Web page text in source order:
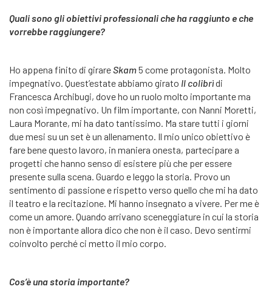
Quali sono gli obiettivi professionali che ha raggiunto e che
vorrebbe raggiungere?
Ho appena finito di girareSkam5 come protagonista. Molto
impegnativo. Quest’estate abbiamo girato Il colibrìdi
Francesca Archibugi, dove ho un ruolo molto importante ma
non così impegnativo. Un film importante, con Nanni Moretti,
Laura Morante, mi ha dato tantissimo. Ma stare tutti i giorni
due mesi su un set è un allenamento. Il mio unico obiettivo è
fare bene questo lavoro, in maniera onesta, partecipare a
progetti che hanno senso di esistere più che per essere
presente sulla scena. Guardo e leggo la storia. Provo un
sentimento di passione e rispetto verso quello che mi ha dato
il teatro e la recitazione. Mi hanno insegnato a vivere. Per me è
come un amore. Quando arrivano sceneggiature in cui la storia
non è importante allora dico che non è il caso. Devo sentirmi
coinvolto perché ci metto il mio corpo.
Cos’è una storia importante?